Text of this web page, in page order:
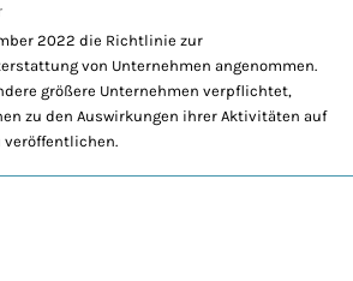
2022 die Richtlinie zur
von Unternehmen angenommen.
größere Unternehmen verpflichtet,
zu den Auswirkungen ihrer Aktivitäten auf
veröffentlichen.